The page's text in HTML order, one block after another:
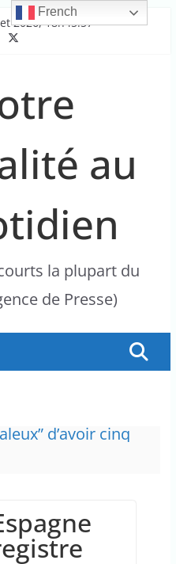
2026, 18h45:57
au
la plupart du
de Presse)
d’avoir cinq
venus de
de la France
pour
French